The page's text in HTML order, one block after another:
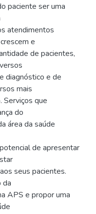
paciente ser uma
atendimentos
e
de pacientes,
diagnóstico e de
mais
Serviços que
do
área da saúde
de apresentar
seus pacientes.
da
APS e propor uma